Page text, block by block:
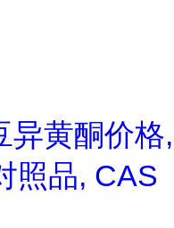
异黄酮价格,
照品, CAS